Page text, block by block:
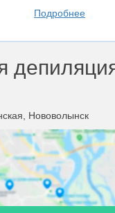
Подробнее
Нововолынск